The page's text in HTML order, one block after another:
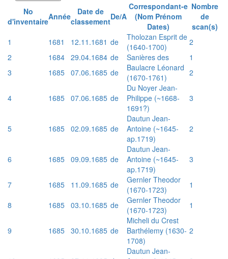
No
d'inventaireAnnée
Date de
classementDe/A
Correspondant-e
(Nom Prénom
Dates)
Nombre
de
scan(s)
1
1681 12.11.1681 de
Tholozan Esprit de
(1640-1700)
2
2
1684 29.04.1684 de Sanières des
1
3
1685 07.06.1685 de
Baulacre Léonard
(1670-1761)
2
4 1685 07.06.1685 de
Du Noyer Jean-
Philippe (~1668-
1691?)
3
5 1685 02.09.1685 de
Dautun Jean-
Antoine (~1645-
ap.1719)
2
6 1685 09.09.1685 de
Dautun Jean-
Antoine (~1645-
ap.1719)
3
7 1685 11.09.1685 de
Gernler Theodor
(1670-1723)
1
8
1685 03.10.1685 de
Gernler Theodor
(1670-1723)
1
9 1685 30.10.1685 de
Micheli du Crest
Barthélemy (1630-
1708)
2
Dautun Jean-